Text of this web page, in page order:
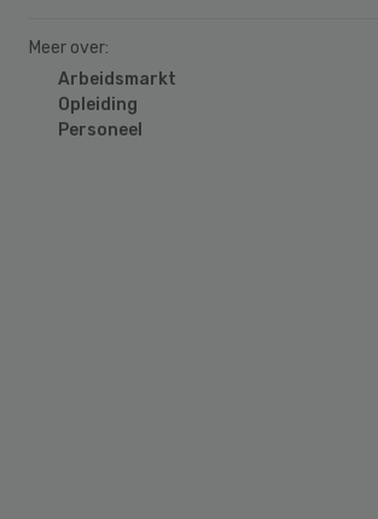
Meer over:
Arbeidsmarkt
Opleiding
Personeel